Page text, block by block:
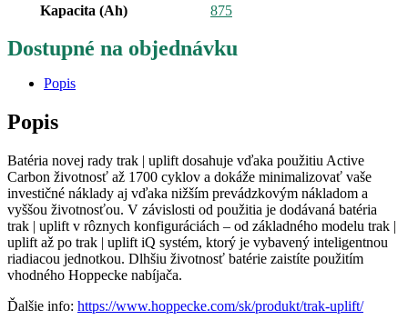
Kapacita (Ah) 875
Dostupné na objednávku
Popis
Popis
Batéria novej rady trak | uplift dosahuje vďaka použitiu Active
Carbon životnosť až 1700 cyklov a dokáže minimalizovať vaše
investičné náklady aj vďaka nižším prevádzkovým nákladom a
vyššou životnosťou. V závislosti od použitia je dodávaná batéria
trak | uplift v rôznych konfiguráciách – od základného modelu trak |
uplift až po trak | uplift iQ systém, ktorý je vybavený inteligentnou
riadiacou jednotkou. Dlhšiu životnosť batérie zaistíte použitím
vhodného Hoppecke nabíjača.
Ďalšie info: https://www.hoppecke.com/sk/produkt/trak-uplift/